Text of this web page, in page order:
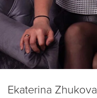
Ekaterina Zhukova